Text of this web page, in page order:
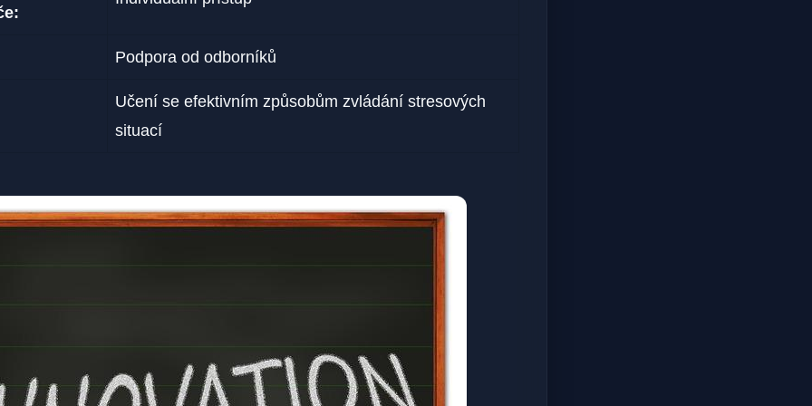
Podpora od odborníků
Učení ⁤se efektivním způsobům zvládání stresových
situací